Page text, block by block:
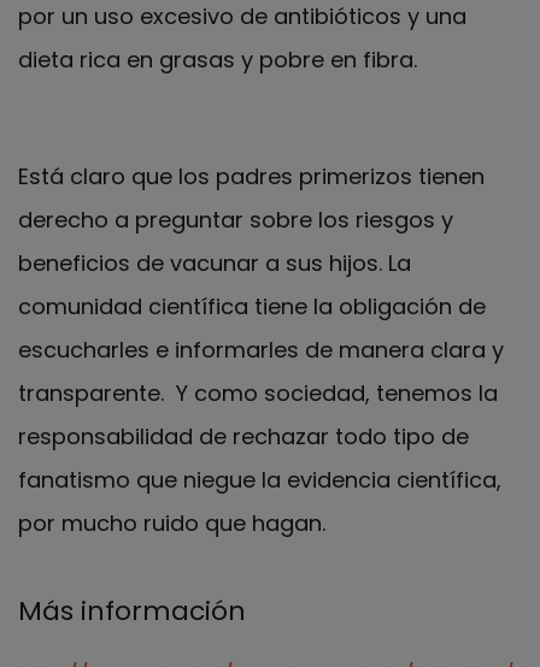
por un uso excesivo de antibióticos y una
dieta rica en grasas y pobre en fibra.
Está claro que los padres primerizos tienen
derecho a preguntar sobre los riesgos y
beneficios de vacunar a sus hijos. La
comunidad científica tiene la obligación de
escucharles e informarles de manera clara y
transparente. Y como sociedad, tenemos la
responsabilidad de rechazar todo tipo de
fanatismo que niegue la evidencia científica,
por mucho ruido que hagan.
Más información